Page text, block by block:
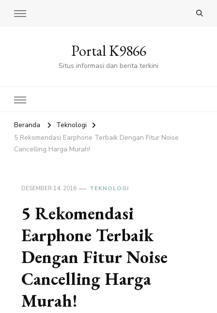
Portal K9866
Situs informasi dan berita terkini
Beranda
Teknologi
5 Rekomendasi Earphone Terbaik Dengan Fitur Noise
Cancelling Harga Murah!
DESEMBER 14, 2016 TEKNOLOGI
5 Rekomendasi
Earphone Terbaik
Dengan Fitur Noise
Cancelling Harga
Murah!